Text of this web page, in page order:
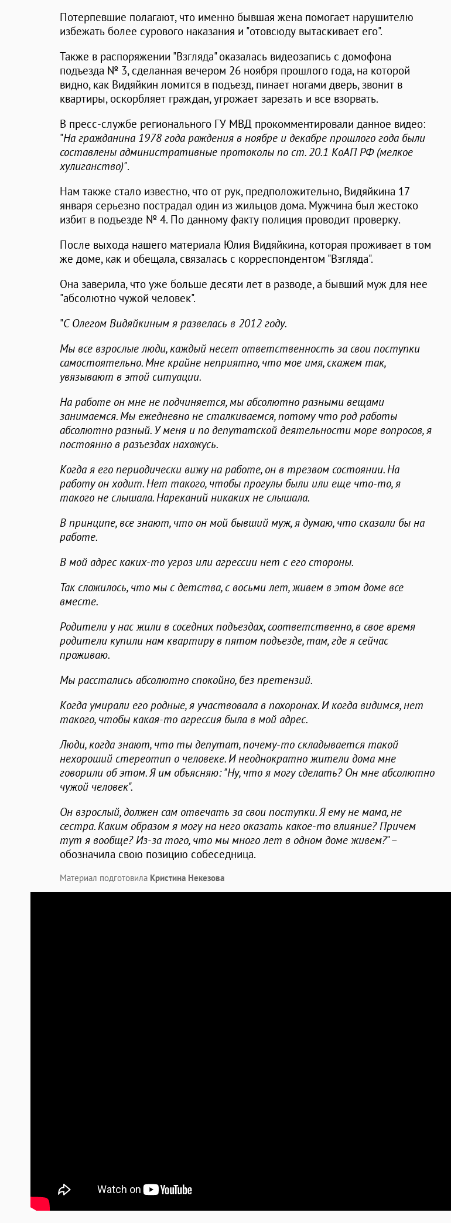
Потерпевшие полагают, что именно бывшая жена помогает нарушителю
избежать более сурового наказания и "отовсюду вытаскивает его".
Также в распоряжении "Взгляда" оказалась видеозапись с домофона
подъезда № 3, сделанная вечером 26 ноября прошлого года, на которой
видно, как Видяйкин ломится в подъезд, пинает ногами дверь, звонит в
квартиры, оскорбляет граждан, угрожает зарезать и все взорвать.
В пресс-службе регионального ГУ МВД прокомментировали данное видео:
"На гражданина 1978 года рождения в ноябре и декабре прошлого года были
составлены административные протоколы по ст. 20.1 КоАП РФ (мелкое
хулиганство)".
Нам также стало известно, что от рук, предположительно, Видяйкина 17
января серьезно пострадал один из жильцов дома. Мужчина был жестоко
избит в подъезде № 4. По данному факту полиция проводит проверку.
После выхода нашего материала Юлия Видяйкина, которая проживает в том
же доме, как и обещала, связалась с корреспондентом "Взгляда".
Она заверила, что уже больше десяти лет в разводе, а бывший муж для нее
"абсолютно чужой человек".
"С Олегом Видяйкиным я развелась в 2012 году.
Мы все взрослые люди, каждый несет ответственность за свои поступки
самостоятельно. Мне крайне неприятно, что мое имя, скажем так,
увязывают в этой ситуации.
На работе он мне не подчиняется, мы абсолютно разными вещами
занимаемся. Мы ежедневно не сталкиваемся, потому что род работы
абсолютно разный. У меня и по депутатской деятельности море вопросов, я
постоянно в разъездах нахожусь.
Когда я его периодически вижу на работе, он в трезвом состоянии. На
работу он ходит. Нет такого, чтобы прогулы были или еще что-то, я
такого не слышала. Нареканий никаких не слышала.
В принципе, все знают, что он мой бывший муж, я думаю, что сказали бы на
работе.
В мой адрес каких-то угроз или агрессии нет с его стороны.
Так сложилось, что мы с детства, с восьми лет, живем в этом доме все
вместе.
Родители у нас жили в соседних подъездах, соответственно, в свое время
родители купили нам квартиру в пятом подъезде, там, где я сейчас
проживаю.
Мы расстались абсолютно спокойно, без претензий.
Когда умирали его родные, я участвовала в похоронах. И когда видимся, нет
такого, чтобы какая-то агрессия была в мой адрес.
Люди, когда знают, что ты депутат, почему-то складывается такой
нехороший стереотип о человеке. И неоднократно жители дома мне
говорили об этом. Я им объясняю: "Ну, что я могу сделать? Он мне абсолютно
чужой человек".
Он взрослый, должен сам отвечать за свои поступки. Я ему не мама, не
сестра. Каким образом я могу на него оказать какое-то влияние? Причем
тут я вообще? Из-за того, что мы много лет в одном доме живем?" –
обозначила свою позицию собеседница.
Материал подготовила Кристина Некезова